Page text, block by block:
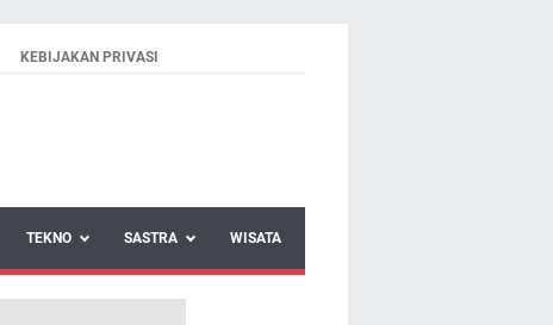
KEBIJAKAN PRIVASI
TEKNO SASTRA WISATA